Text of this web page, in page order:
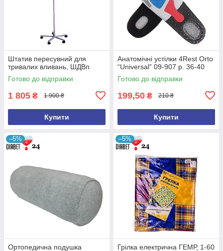
Штатив пересувний для
тривалих вливань, ШДВп
Готово до відправки
1 805 ₴ 1 900 ₴
Купити
Анатомічні устілки 4Rest Orto
“Universal” 09-907 р. 36-40
Готово до відправки
199,50 ₴ 210 ₴
Купити
–5%
Ортопедична подушка
–5%
Грілка електрична ГЕМР, 1-60